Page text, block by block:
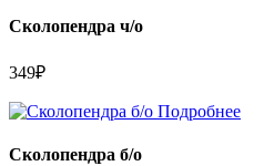
Сколопендра ч/о
349₽
Подробнее
Сколопендра б/о